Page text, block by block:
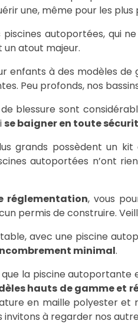
une, même pour les
piscines autoportées, qui
un atout majeur.
enfants à des modèles
Peu profonds, nos
de blessure sont
se baigner en toute
grands possèdent un
autoportées n’ont
réglementation, vous
permis de construire.
avec une piscine
minimal.
la piscine autoportante
hauts de gamme et
en maille polyester et
invitons à regarder nos